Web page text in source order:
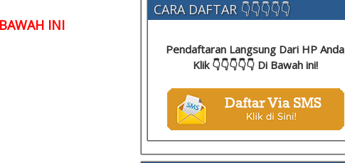
INI
CARA DAFTAR 👇👇👇👇👇
Pendaftaran Langsung Dari HP Anda
Klik 👇👇👇👇👇 Di Bawah ini!